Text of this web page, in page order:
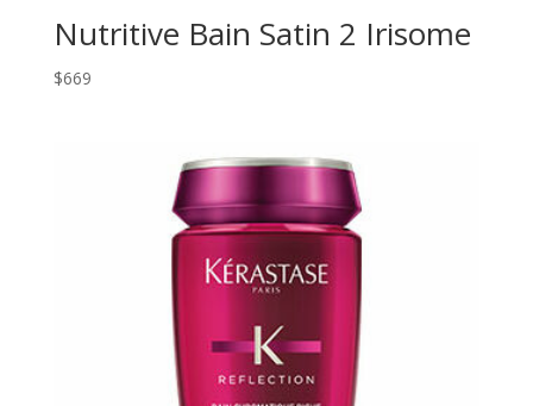
Nutritive Bain Satin 2 Irisome
$669